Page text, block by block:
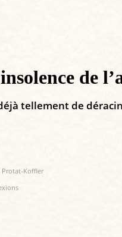
de
tellement de
Protat-Koffler